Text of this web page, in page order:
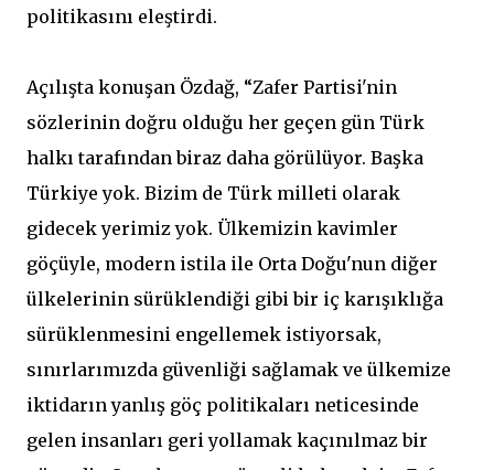
politikasını eleştirdi.
Açılışta konuşan Özdağ, “Zafer Partisi'nin
sözlerinin doğru olduğu her geçen gün Türk
halkı tarafından biraz daha görülüyor. Başka
Türkiye yok. Bizim de Türk milleti olarak
gidecek yerimiz yok. Ülkemizin kavimler
göçüyle, modern istila ile Orta Doğu'nun diğer
ülkelerinin sürüklendiği gibi bir iç karışıklığa
sürüklenmesini engellemek istiyorsak,
sınırlarımızda güvenliği sağlamak ve ülkemize
iktidarın yanlış göç politikaları neticesinde
gelen insanları geri yollamak kaçınılmaz bir